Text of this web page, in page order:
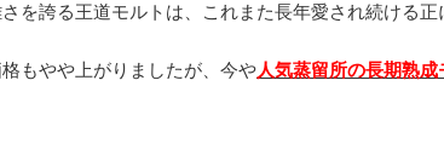
を誇る王道モルトは、これまた長年愛され続ける正
もやや上がりましたが、今や人気蒸留所の長期熟